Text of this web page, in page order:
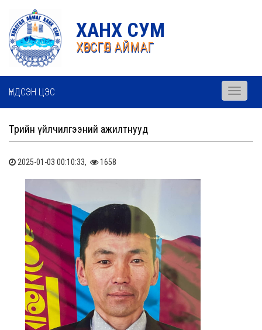
ХАНХ СУМ
ХӨВСГӨЛ АЙМАГ
ҮНДСЭН ЦЭС
Toggle
Төрийн үйлчилгээний ажилтнууд
2025-01-03 00:10:33, 1658